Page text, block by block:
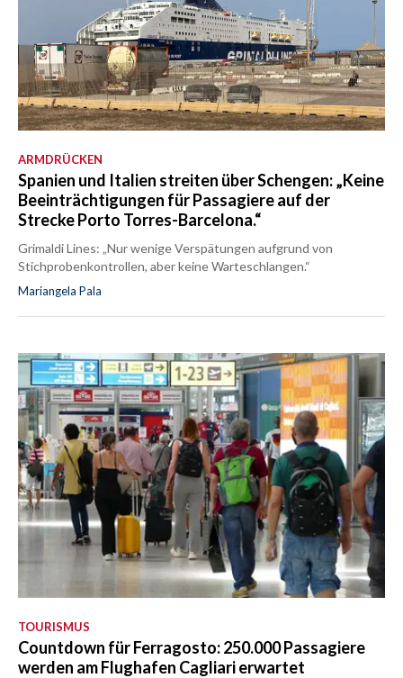
ARMDRÜCKEN
Spanien und Italien streiten über Schengen: „Keine
Beeinträchtigungen für Passagiere auf der
Strecke Porto Torres-Barcelona.“
Grimaldi Lines: „Nur wenige Verspätungen aufgrund von
Stichprobenkontrollen, aber keine Warteschlangen.“
Mariangela Pala
TOURISMUS
Countdown für Ferragosto: 250.000 Passagiere
werden am Flughafen Cagliari erwartet